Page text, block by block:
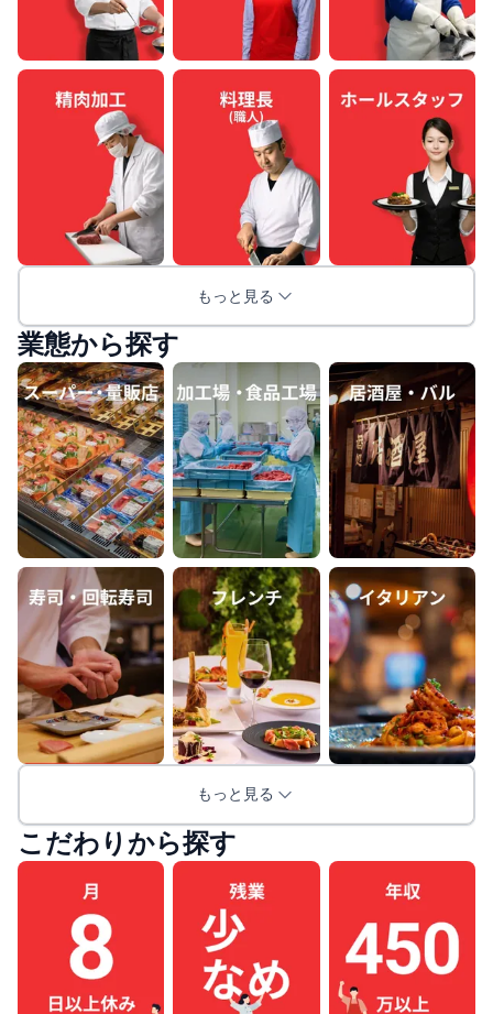
もっと見る
業態から探す
もっと見る
こだわりから探す